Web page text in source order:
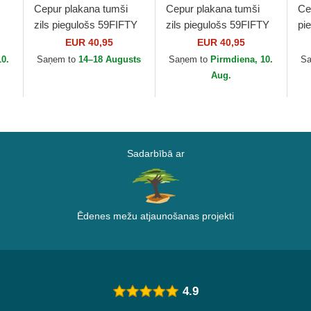
Cepur plakana tumši
zils piegulošs 59FIFTY
Authentic On Field no
Milwaukee Brewers
EUR 40,95
Saņem to14–18 Augusts
Cepur plakana tumši
zils piegulošs 59FIFTY
Authentic On Field no
Seattle Mariners MLB
no New Era
EUR 40,95
Saņem to Pirmdiena, 10.
Aug.
Sadarbībā ar
Ēdenes mežu atjaunošanas projekti
4.9